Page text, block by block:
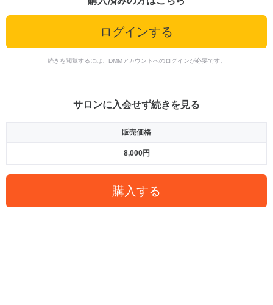
ログインする
続きを閲覧するには、DMMアカウントへのログインが必要です。
サロンに入会せず続きを見る
販売価格
8,000円
購入する